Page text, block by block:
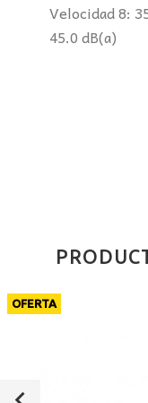
Velocidad 8:
45.0 dB(a)
OFERTA